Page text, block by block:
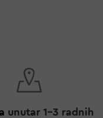
unutar 1-3 radnih